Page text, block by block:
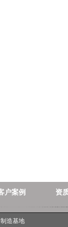
户案例 资
造基地